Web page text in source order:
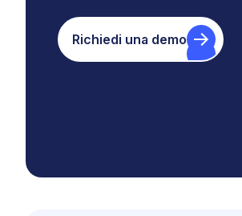
Richiedi una demo